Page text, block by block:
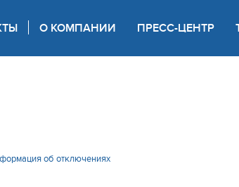
О КОМПАНИИ ПРЕСС-ЦЕНТР
об отключениях